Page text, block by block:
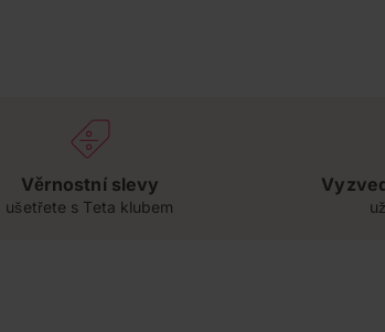
Věrnostní slevy
ušetřete s Teta klubem